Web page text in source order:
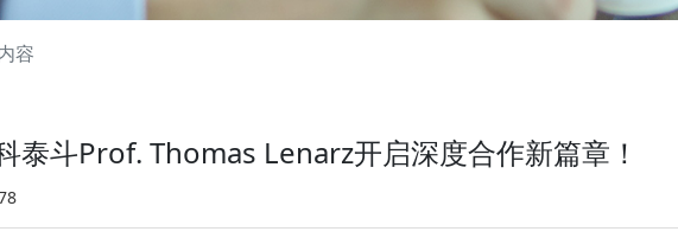
容
泰斗Prof. Thomas Lenarz开启深度合作新篇章！